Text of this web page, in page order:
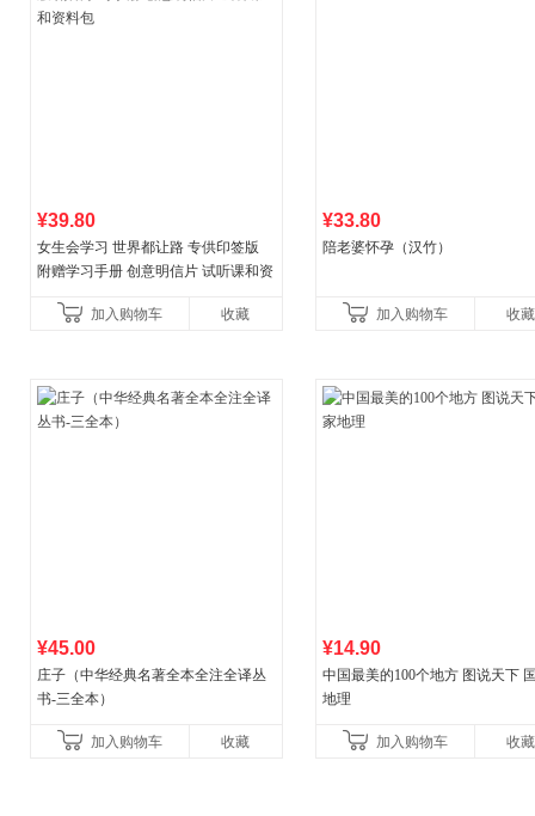
¥39.80
女生会学习 世界都让路 专供印签版
附赠学习手册 创意明信片 试听课和资
加入购物车
收藏
¥33.80
陪老婆怀孕（汉竹）
加入购物车 收藏
¥45.00
庄子（中华经典名著全本全注全译丛
书-三全本）
加入购物车 收藏
¥14.90
中国最美的100个地方 图说天下
地理
加入购物车 收藏